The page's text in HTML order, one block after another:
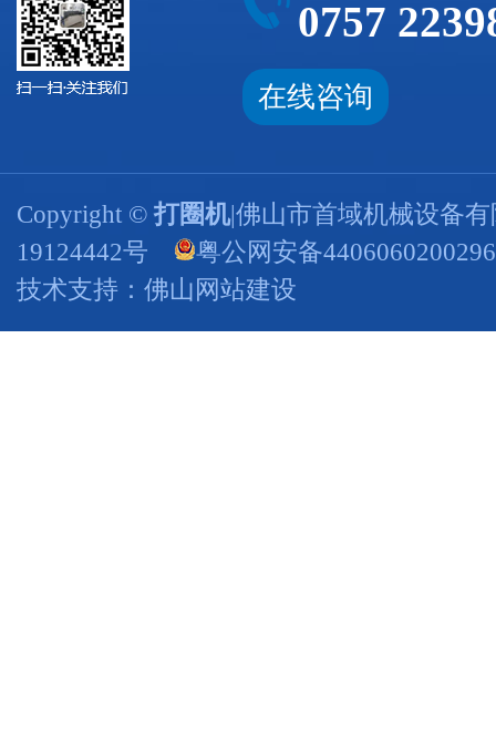
0757
在线咨询
Copyright © 打圈机|佛山市首域机械设备
19124442号
粤公网安备
技术支持： 佛山网站建设